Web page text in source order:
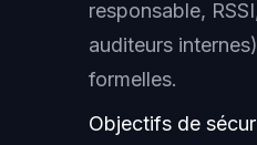
responsable,
auditeurs
formelles.
Objectifs de